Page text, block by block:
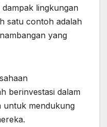
lingkungan
satu contoh adalah
yang
berinvestasi dalam
untuk mendukung